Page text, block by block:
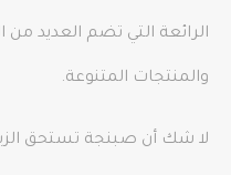
الرائعة التي تضم العديد
والمنتجات المتنوعة.
لا شك أن صبنجة تستحق